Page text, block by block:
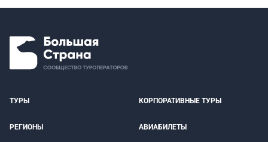
ТУРЫ КОРПОРАТИВНЫЕ ТУРЫ
РЕГИОНЫ АВИАБИЛЕТЫ